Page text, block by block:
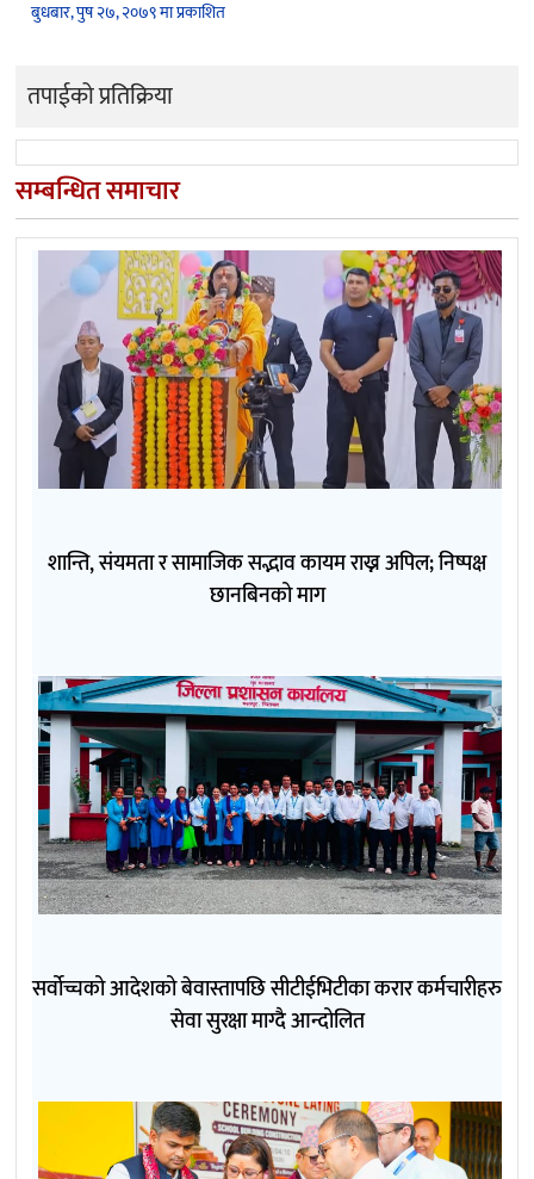
बुधबार, पुष २७, २०७९ मा प्रकाशित
तपाईको प्रतिक्रिया
सम्बन्धित समाचार
शान्ति, संयमता र सामाजिक सद्भाव कायम राख्न अपिल; निष्पक्ष
छानबिनको माग
सर्वोच्चको आदेशको बेवास्तापछि सीटीईभिटीका करार कर्मचारीहरु
सेवा सुरक्षा माग्दै आन्दोलित